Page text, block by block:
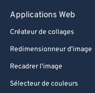
Applications Web
Créateur de collages
Redimensionneur d'image
Recadrer l'image
Sélecteur de couleurs